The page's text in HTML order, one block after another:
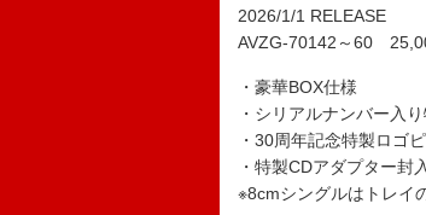
2026/1/1 RELEASE
AVZG-70142～60
・豪華BOX仕様
・シリアルナンバー入
・30周年記念特製ロゴ
・特製CDアダプター封入
※8cmシングルはトレイ